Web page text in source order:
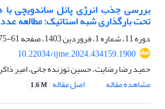
بررسی جذب انرژی پانل ساندویچی با
تحت بارگذاری شبه استاتیک: مطالعه
دوره 11، شماره 1، فروردین 1403، صفحه
61-75
10.22034/ijme.2024.434159.1900
حمید رضا رضایت، حسین توزنده جانی، امیر
مشاهده مقاله
اصل مقاله 1.6 M